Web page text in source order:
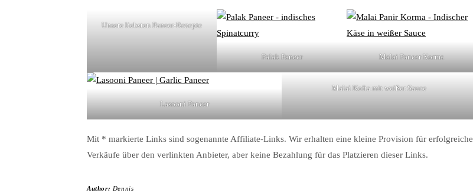
Unsere liebsten Paneer-Rezepte
Palak Paneer Malai Paneer Korma
Lasooni Paneer
Malai Kofta mit weißer Sauce
Mit * markierte Links sind sogenannte Affiliate-Links. Wir erhalten eine kleine Provision für erfolgreiche
Verkäufe über den verlinkten Anbieter, aber keine Bezahlung für das Platzieren dieser Links.
Author: Dennis